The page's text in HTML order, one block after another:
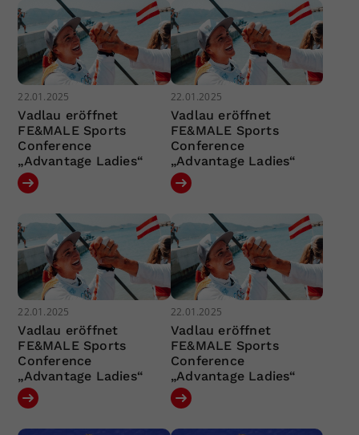
22.01.2025
Vadlau eröffnet
FE&MALE Sports
Conference
„Advantage Ladies“
22.01.2025
Vadlau eröffnet
FE&MALE Sports
Conference
„Advantage Ladies“
22.01.2025
Vadlau eröffnet
FE&MALE Sports
Conference
„Advantage Ladies“
22.01.2025
Vadlau eröffnet
FE&MALE Sports
Conference
„Advantage Ladies“